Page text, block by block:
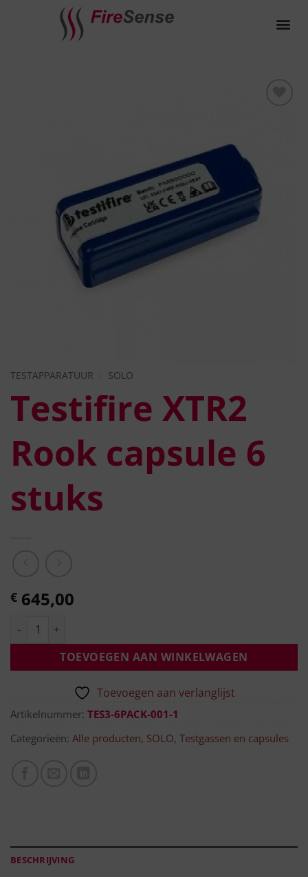
TESTAPPARATUUR SOLO
Testifire XTR2
Rook capsule 6
stuks
€ 645,00
TOEVOEGEN AAN WINKELWAGEN
Toevoegen aan verlanglijst
Artikelnummer: TES3-6PACK-001-1
Categorieën: Alle producten, SOLO, Testgassen en capsules
BESCHRIJVING